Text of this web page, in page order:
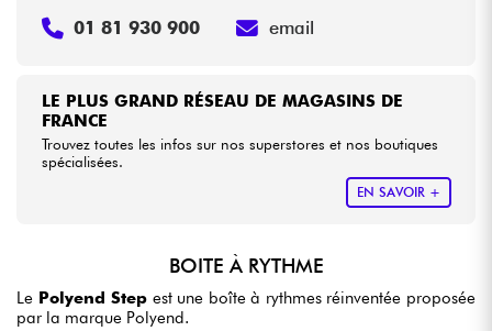
LE PLUS GRAND RÉSEAU DE MAGASINS DE
FRANCE
Trouvez toutes les infos sur nos superstores et nos boutiques
spécialisées.
EN SAVOIR +
01 81 930 900 email
BOITE À RYTHME
Le Polyend Step est une boîte à rythmes réinventée proposée
par la marque Polyend.